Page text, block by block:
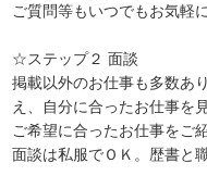
ご質問等もいつでもお気軽
☆ステップ２ 面談
掲載以外のお仕事も多数あ
え、自分に合ったお仕事を
ご希望に合ったお仕事をご
面談は私服でＯＫ。歴書と